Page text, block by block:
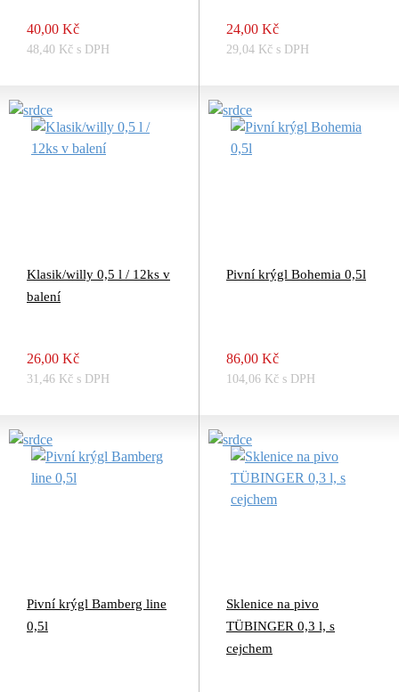
40,00 Kč
48,40 Kč s DPH
24,00 Kč
29,04 Kč s DPH
Klasik/willy 0,5 l / 12ks v
balení
26,00 Kč
31,46 Kč s DPH
Pivní krýgl Bohemia 0,5l
86,00 Kč
104,06 Kč s DPH
Pivní krýgl Bamberg line
0,5l
Sklenice na pivo
TÜBINGER 0,3 l, s
cejchem